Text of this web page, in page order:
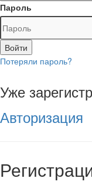
Пароль
Войти
Потеряли пароль?
Уже
Авторизация